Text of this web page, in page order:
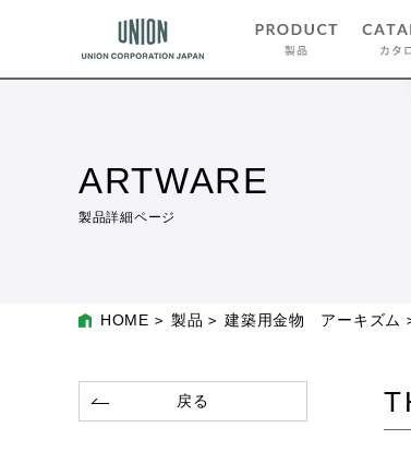
ARTWARE
製品詳細ページ
HOME 製品 建築用金物 アーキズム
戻る